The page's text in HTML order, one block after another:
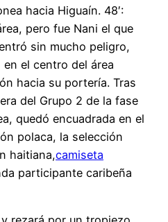
hacia Higuaín. 48′:
pero fue Nani el que
sin mucho peligro,
en el centro del área
hacia su portería. Tras
del Grupo 2 de la fase
quedó encuadrada en el
polaca, la selección
haitiana,camiseta
participante caribeña